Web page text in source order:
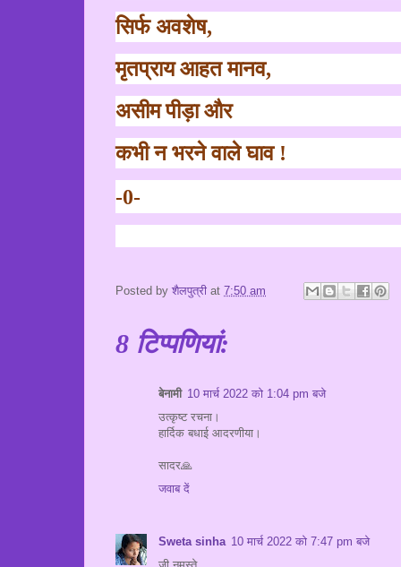
सिर्फ अवशेष,
मृतप्राय आहत मानव,
असीम पीड़ा और
कभी न भरने वाले घाव !
-0-
Posted by शैलपुत्री at 7:50 am
8 टिप्‍पणियां:
बेनामी 10 मार्च 2022 को 1:04 pm बजे
उत्कृष्ट रचना।
हार्दिक बधाई आदरणीया।
सादर🙏
जवाब दें
Sweta sinha 10 मार्च 2022 को 7:47 pm बजे